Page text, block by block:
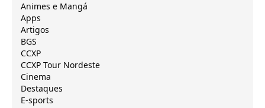
Animes e Mangá
Apps
Artigos
BGS
CCXP
CCXP Tour Nordeste
Cinema
Destaques
E-sports